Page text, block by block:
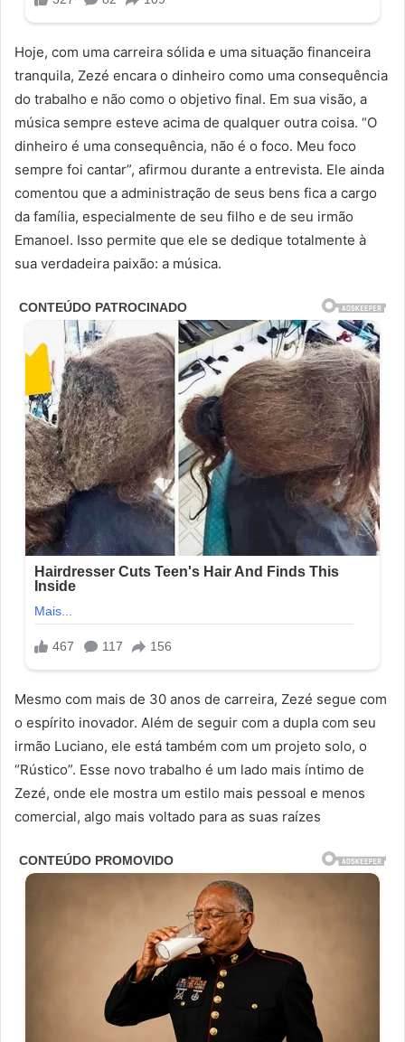
Hoje, com uma carreira sólida e uma situação financeira
tranquila, Zezé encara o dinheiro como uma consequência
do trabalho e não como o objetivo final. Em sua visão, a
música sempre esteve acima de qualquer outra coisa. “O
dinheiro é uma consequência, não é o foco. Meu foco
sempre foi cantar”, afirmou durante a entrevista. Ele ainda
comentou que a administração de seus bens fica a cargo
da família, especialmente de seu filho e de seu irmão
Emanoel. Isso permite que ele se dedique totalmente à
sua verdadeira paixão: a música.
Mesmo com mais de 30 anos de carreira, Zezé segue com
o espírito inovador. Além de seguir com a dupla com seu
irmão Luciano, ele está também com um projeto solo, o
“Rústico”. Esse novo trabalho é um lado mais íntimo de
Zezé, onde ele mostra um estilo mais pessoal e menos
comercial, algo mais voltado para as suas raízes